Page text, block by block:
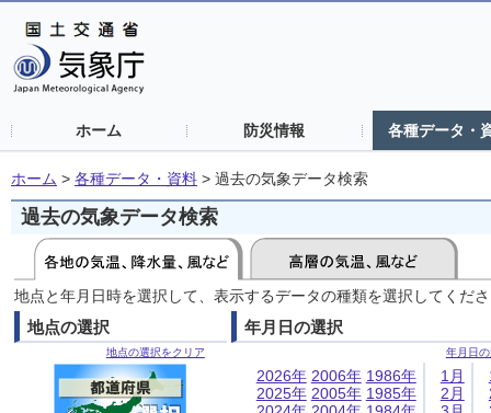
ホーム 防災情報 各種データ・
ホーム > 各種データ・資料 > 過去の気象データ検索
過去の気象データ検索
地点と年月日時を選択して、表示するデータの種類を選択してくだ
地点の選択
地点の選択をクリア
年月日の選択
年月日
2026年
2025年
2006年
2005年
1986年
1985年
1月
2月